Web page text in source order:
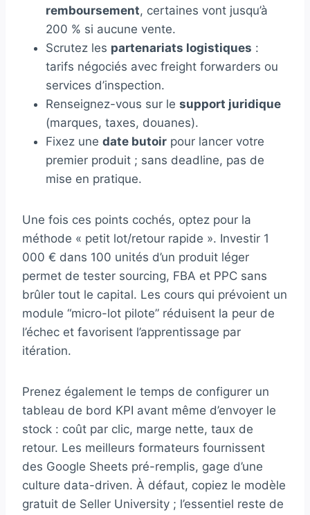
remboursement, certaines vont jusqu’à
200 % si aucune vente.
Scrutez les partenariats logistiques :
tarifs négociés avec freight forwarders ou
services d’inspection.
Renseignez-vous sur le support juridique
(marques, taxes, douanes).
Fixez une date butoir pour lancer votre
premier produit ; sans deadline, pas de
mise en pratique.
Une fois ces points cochés, optez pour la
méthode « petit lot/retour rapide ». Investir 1
000 € dans 100 unités d’un produit léger
permet de tester sourcing, FBA et PPC sans
brûler tout le capital. Les cours qui prévoient un
module “micro-lot pilote” réduisent la peur de
l’échec et favorisent l’apprentissage par
itération.
Prenez également le temps de configurer un
tableau de bord KPI avant même d’envoyer le
stock : coût par clic, marge nette, taux de
retour. Les meilleurs formateurs fournissent
des Google Sheets pré-remplis, gage d’une
culture data-driven. À défaut, copiez le modèle
gratuit de Seller University ; l’essentiel reste de